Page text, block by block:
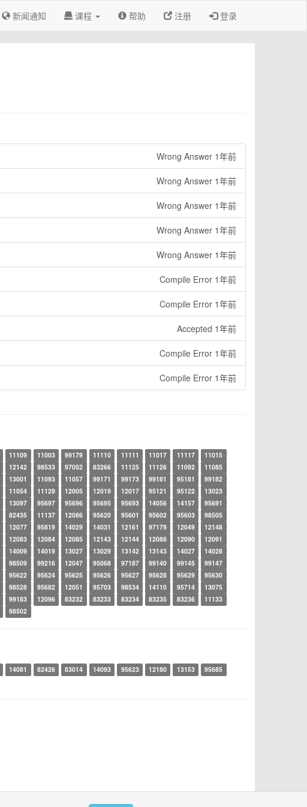
新闻通知 课程 帮助 注册 登录
Wrong Answer 1年前
Wrong Answer 1年前
Wrong Answer 1年前
Wrong Answer 1年前
Wrong Answer 1年前
Compile Error 1年前
Compile Error 1年前
Accepted 1年前
Compile Error 1年前
Compile Error 1年前
11109 11003 99179 11110 11111 11017 11117
11015
12142 98533 97052 83266 11125 11126 11092
11085
13001 11093 11057 99171 99173 99181 95181
99182
11054 11129 12005 12019 12017 95121 95122
13023
13097 95697 95696 95695 95693 14056 14157
95691
82435 11137 12086 95620 95601 95602 95603
98505
12077 95819 14029 14031 12161 97179 12049
12148
12083 12084 12085 12143 12144 12088 12090
12091
14009 14019 13027 13029 13142 13143 14027
14028
98509 99216 12047 95068 97187 99140 99145
99147
95622 95624 95625 95626 95627 95628 95629
95630
98528 95682 12051 95703 98534 14110 95714
13075
99183 12096 83232 83233 83234 83235 83236
11133
98502
14081 82426 83014 14093 95623 12180 13153
95685